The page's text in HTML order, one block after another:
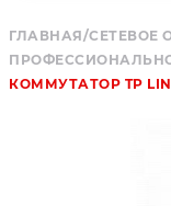
ГЛАВНАЯ/СЕТЕВОЕ
КОММУТАТОР TP